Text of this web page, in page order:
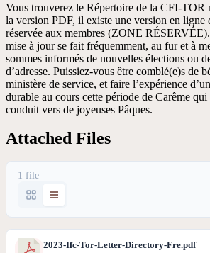
Vous trouverez le Répertoire de la CFI-TOR
la version PDF, il existe une version en ligne
réservée aux membres (ZONE
mise à jour se fait fréquemment, au fur et à
sommes informés de nouvelles élections ou
d’adresse. Puissiez-vous être comblé(e)s de
ministère de service, et faire l’expérience
durable au cours cette période de Carême qui
conduit vers de joyeuses Pâques.
Attached Files
1 file
2023-Ifc-Tor-Letter-Directory-Fre.pdf